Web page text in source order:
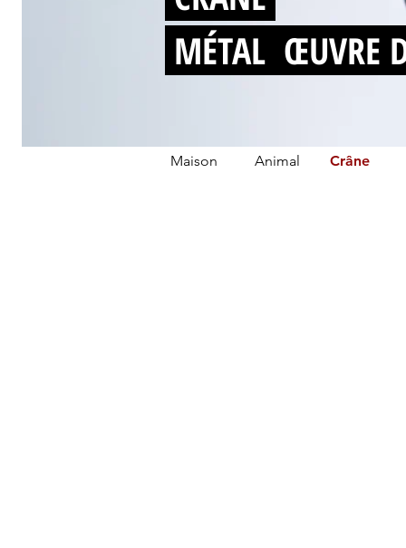
MÉTAL ŒUVRE
Maison Animal Crâne